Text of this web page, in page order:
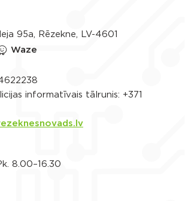
95a, Rēzekne, LV-4601
Waze
informatīvais tālrunis: +371
8.00–16.30